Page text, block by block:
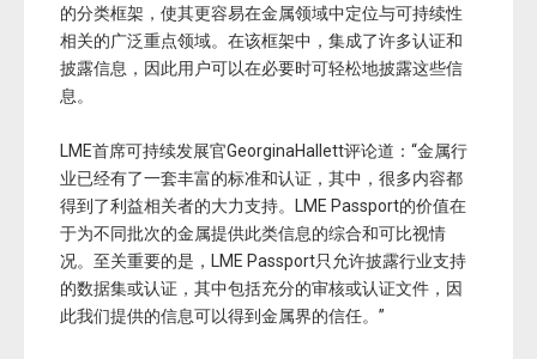
的分类框架，使其更容易在金属领域中定位与可持续性
相关的广泛重点领域。在该框架中，集成了许多认证和
披露信息，因此用户可以在必要时可轻松地披露这些信
息。
LME首席可持续发展官GeorginaHallett评论道：“金属行
业已经有了一套丰富的标准和认证，其中，很多内容都
得到了利益相关者的大力支持。LME Passport的价值在
于为不同批次的金属提供此类信息的综合和可比视情
况。至关重要的是，LME Passport只允许披露行业支持
的数据集或认证，其中包括充分的审核或认证文件，因
此我们提供的信息可以得到金属界的信任。”